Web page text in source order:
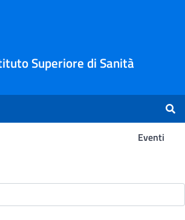
Superiore di Sanità
Eventi
Ricerca -